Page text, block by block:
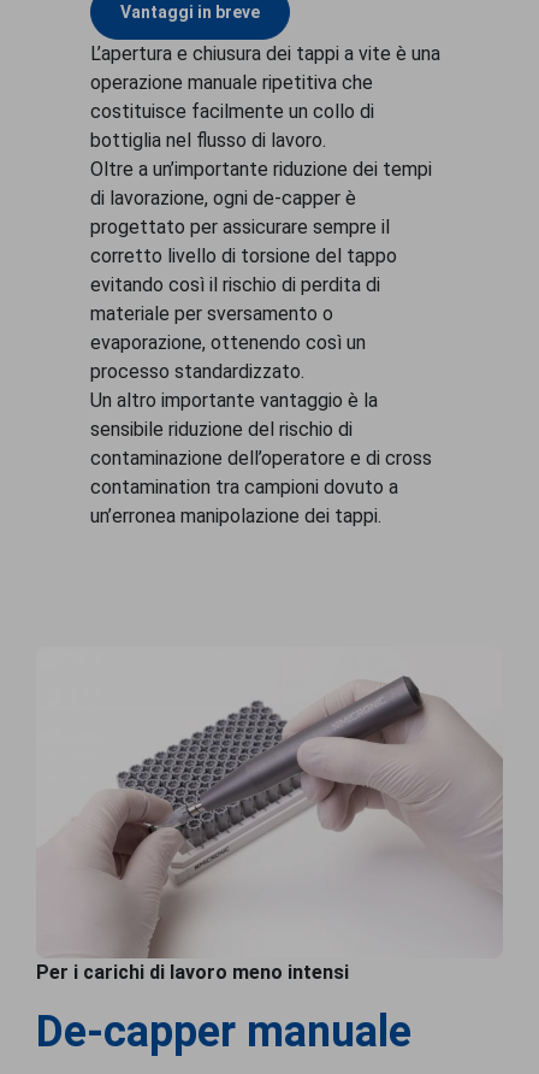
Vantaggi in breve
L’apertura e chiusura dei tappi a vite è una
operazione manuale ripetitiva che
costituisce facilmente un collo di
bottiglia nel flusso di lavoro.
Oltre a un’importante riduzione dei tempi
di lavorazione, ogni de-capper è
progettato per assicurare sempre il
corretto livello di torsione del tappo
evitando così il rischio di perdita di
materiale per sversamento o
evaporazione, ottenendo così un
processo standardizzato.
Un altro importante vantaggio è la
sensibile riduzione del rischio di
contaminazione dell’operatore e di cross
contamination tra campioni dovuto a
un’erronea manipolazione dei tappi.
Per i carichi di lavoro meno intensi
De-capper manuale